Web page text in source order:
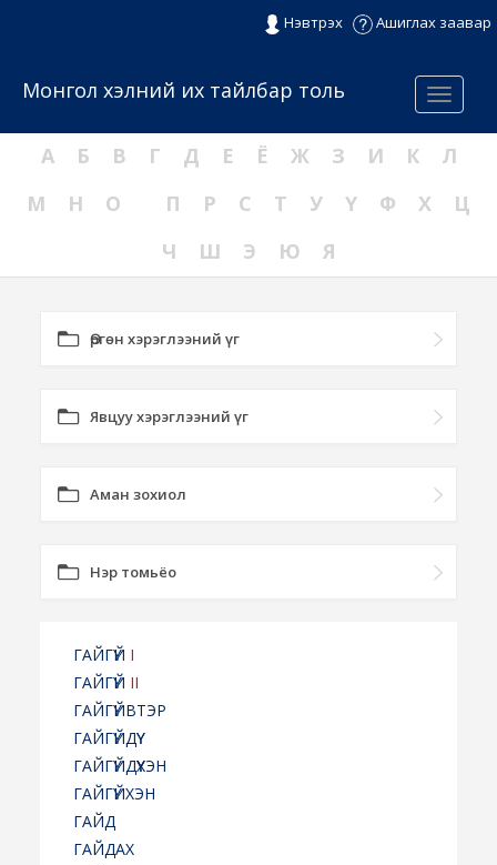
Нэвтрэх Ашиглах заавар
Menu
Монгол хэлний их тайлбар толь
А Б В Г Д Е Ё Ж З И К
Л
М
Н О П Р С Т У Ү Ф Х
Ц
Ч
Ш Э Ю Я
Өргөн хэрэглээний үг
Явцуу хэрэглээний үг
Аман зохиол
Нэр томьёо
ГАЙГҮЙ I
ГАЙГҮЙ II
ГАЙГҮЙВТЭР
ГАЙГҮЙДҮҮ
ГАЙГҮЙДҮҮХЭН
ГАЙГҮЙХЭН
ГАЙД
ГАЙДАХ